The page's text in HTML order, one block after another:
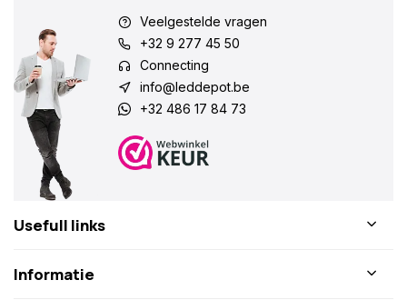
Veelgestelde vragen
+32 9 277 45 50
Connecting
info@leddepot.be
+32 486 17 84 73
Usefull links
Informatie